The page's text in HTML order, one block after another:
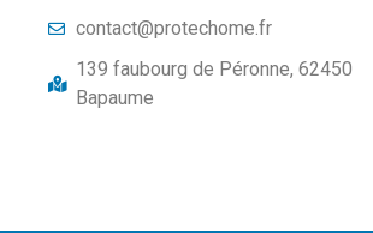
contact@protechome.fr
139 faubourg de Péronne, 62450
Bapaume